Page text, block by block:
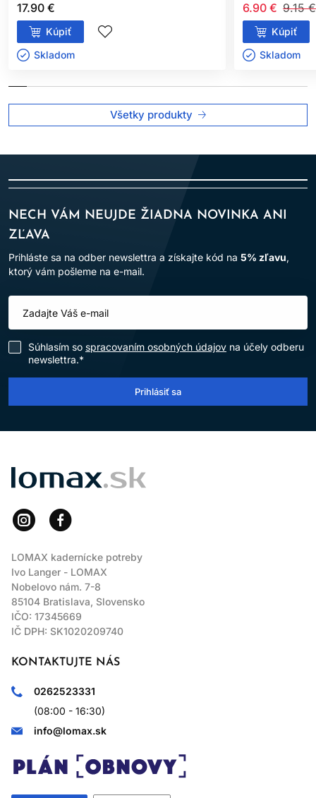
17.90 €
Kúpiť
Skladom ㅤ
9.15 €
6.90 €
Kúpiť
Skladom ㅤ
Všetky produkty
NECH VÁM NEUJDE ŽIADNA NOVINKA ANI
ZĽAVA
Prihláste sa na odber newslettra a získajte kód na 5% zľavu,
ktorý vám pošleme na e-mail.
Súhlasím so spracovaním osobných údajov na účely odberu
newslettra.*
Prihlásiť sa
LOMAX
LOMAX kadernícke potreby
Ivo Langer - LOMAX
Nobelovo nám. 7-8
85104 Bratislava, Slovensko
IČO: 17345669
IČ DPH: SK1020209740
KONTAKTUJTE NÁS
0262523331
(08:00 - 16:30)
info@lomax.sk